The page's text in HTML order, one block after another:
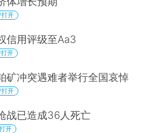
打开
信用评级至Aa3
开
矿冲突遇难者举行全国哀悼
打开
战已造成36人死亡
开